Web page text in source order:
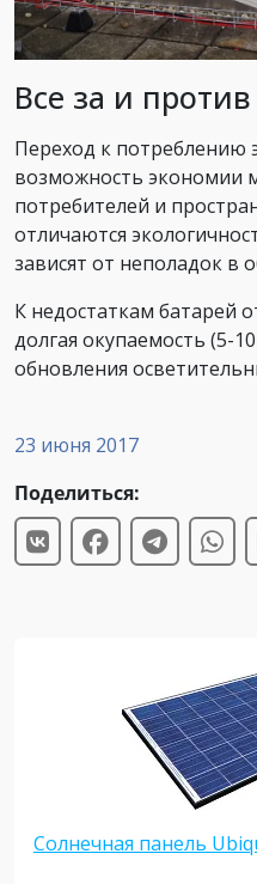
23 июня 2017
Поделиться:
Солнечная панель
Все за и против
Переход к потреблению
возможность экономии
потребителей и
отличаются
зависят от неполадок в
К недостаткам батарей
долгая окупаемость (5-
обновления